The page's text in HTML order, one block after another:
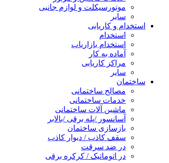
موتورسیکلت و لوازم جانبی
سایر
استخدام و کاریابی
استخدام
استخدام بازاریاب
آماده به کار
مراکز کاریابی
سایر
ساختمان
مصالح ساختمانی
خدمات ساختمانی
ماشین آلات ساختمانی
آسانسور /پله برقی /بالابر
بازسازی ساختمان
سقف کاذب / دیوار کاذب
در ضد سرقت
در اتوماتیک / کرکره برقی